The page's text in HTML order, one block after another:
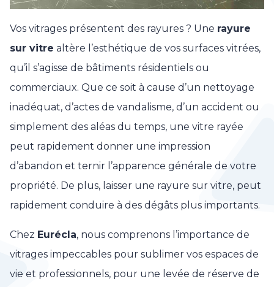
Vos vitrages présentent des rayures ? Une rayure
sur vitre altère l’esthétique de vos surfaces vitrées,
qu’il s’agisse de bâtiments résidentiels ou
commerciaux. Que ce soit à cause d’un nettoyage
inadéquat, d’actes de vandalisme, d’un accident ou
simplement des aléas du temps, une vitre rayée
peut rapidement donner une impression
d’abandon et ternir l’apparence générale de votre
propriété. De plus, laisser une rayure sur vitre, peut
rapidement conduire à des dégâts plus importants.
Chez Eurécla, nous comprenons l’importance de
vitrages impeccables pour sublimer vos espaces de
vie et professionnels, pour une levée de réserve de